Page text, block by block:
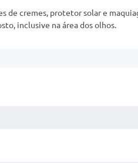
de cremes, protetor solar e
inclusive na área dos olhos.